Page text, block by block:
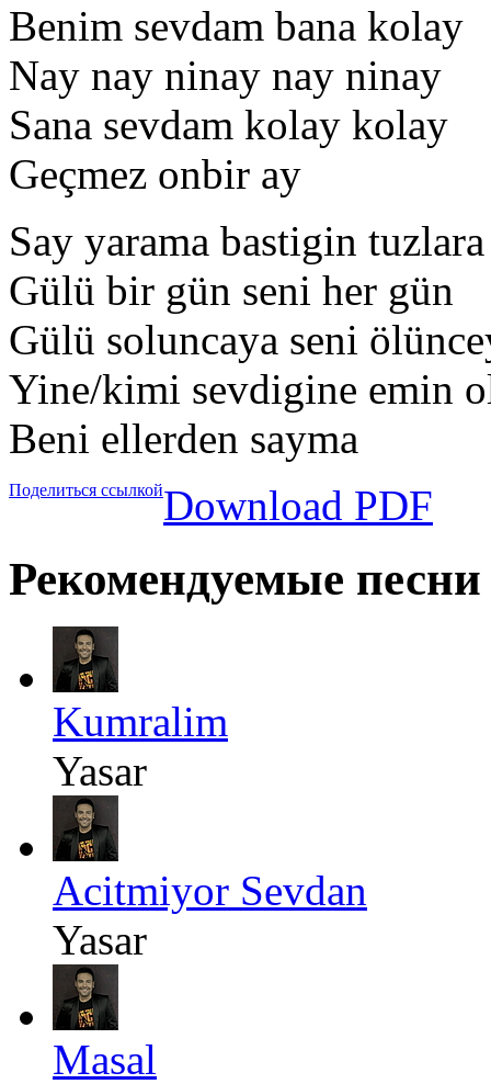
Benim sevdam bana kolay
Nay nay ninay nay ninay
Sana sevdam kolay kolay
Geçmez onbir ay
Say yarama bastigin tuzlara
Gülü bir gün seni her gün
Gülü soluncaya seni
Yine/kimi sevdigine emin
Beni ellerden sayma
Поделиться ссылкойDownload PDF
Рекомендуемые песни
Kumralim
Yasar
Acitmiyor Sevdan
Yasar
Masal